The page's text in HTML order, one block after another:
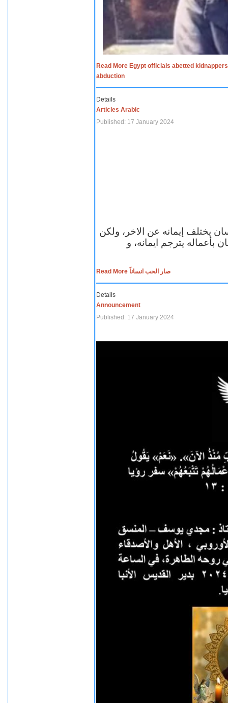
Read More Egypt officials abetted
abduction
Details
Articles Arabic
Published: 17 January 2024
يختلف إيمانه عن الاخر، ولكن
بأعماله يترجم ايمانه، و
Read More صار الحب انساناً
Details
Announcement
Published: 17 January 2024